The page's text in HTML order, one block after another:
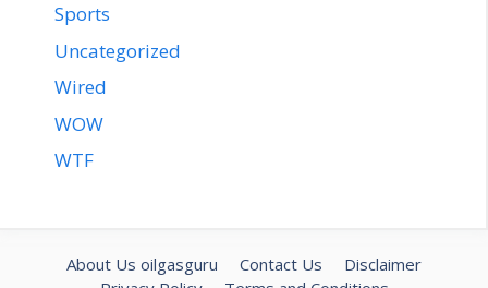
Sports
Uncategorized
Wired
WOW
WTF
About Us oilgasguru Contact Us
Disclaimer